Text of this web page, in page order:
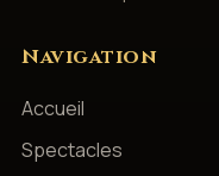
Navigation
Accueil
Spectacles